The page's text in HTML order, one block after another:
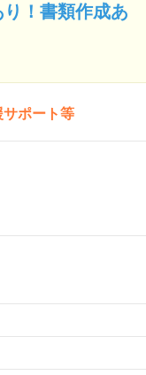
！書類作成あ
サポート等